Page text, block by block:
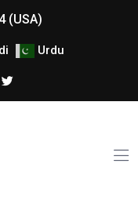
(USA)
Urdu